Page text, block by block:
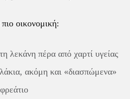
οικονομική:
λεκάνη πέρα από χαρτί υγείας
ακόμη και «διασπώμενα»